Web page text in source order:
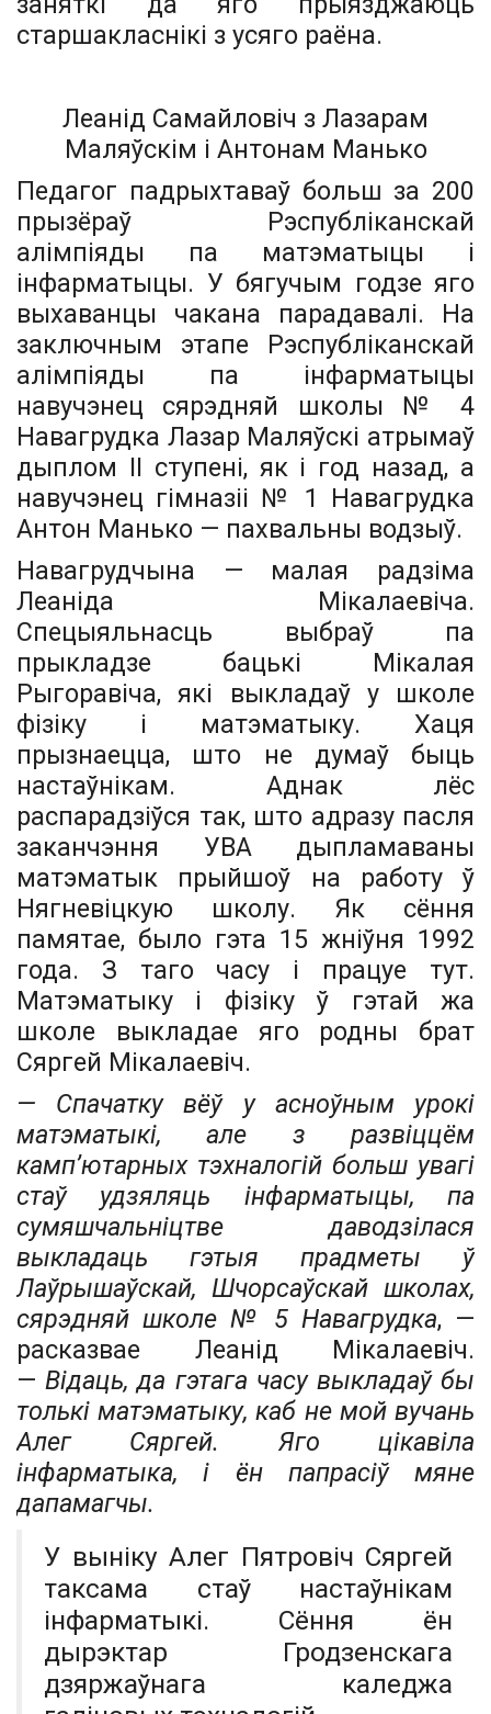
старшакласнікі з усяго раёна.
Леанід Самайловіч з Лазарам
Маляўскім і Антонам Манько
Педагог падрыхтаваў больш за 200
прызёраў Рэспубліканскай
алімпіяды па матэматыцы і
інфарматыцы. У бягучым годзе яго
выхаванцы чакана парадавалі. На
заключным этапе Рэс­публіканскай
алімпіяды па інфарматыцы
навучэнец сярэдняй школы № 4
Навагрудка Лазар Маляўскі атрымаў
дыплом II ступені, як і год назад, а
навучэнец гімназіі № 1 Навагрудка
Антон Манько — пахвальны водзыў.
Навагрудчына — малая радзіма
Леаніда Мікалаевіча.
Спецыяльнасць выбраў па
прыкладзе бацькі Мікалая
Рыгоравіча, які выкладаў у школе
фізіку і матэматыку. Хаця
прызнаецца, што не думаў быць
настаўнікам. Аднак лёс
распарадзіўся так, што адразу пасля
заканчэння УВА дыпламаваны
матэматык прыйшоў на работу ў
Нягневіцкую школу. Як сёння
памятае, было гэта 15 жніўня 1992
года. З таго часу і працуе тут.
Матэматыку і фізіку ў гэтай жа
школе выкладае яго родны брат
Сяргей Мікалаевіч.
— Спачатку вёў у асноўным урокі
матэматыкі, але з развіццём
камп’ютарных тэхналогій больш увагі
стаў удзя­ляць інфарматыцы, па
сумяшчальніцтве даводзілася
выкладаць гэтыя прадметы ў
Лаўрышаўскай, Шчорсаўскай школах,
сярэдняй школе № 5 Навагрудка, —
расказ­вае Леанід Мікалаевіч.
— Відаць, да гэтага часу выкладаў бы
толькі матэматыку, каб не мой вучань
Алег Сяргей. Яго цікавіла
інфарматыка, і ён папрасіў мяне
дапамагчы.
У выніку Алег Пятровіч Сяргей
таксама стаў настаўнікам
інфарматыкі. Сёння ён
дырэктар Гродзенскага
дзяржаўнага каледжа